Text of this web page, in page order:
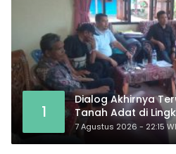
1
Dialog Akhirnya
Tanah Adat di
Nasional Memasuki
7 Agustus 2026 - 22:15